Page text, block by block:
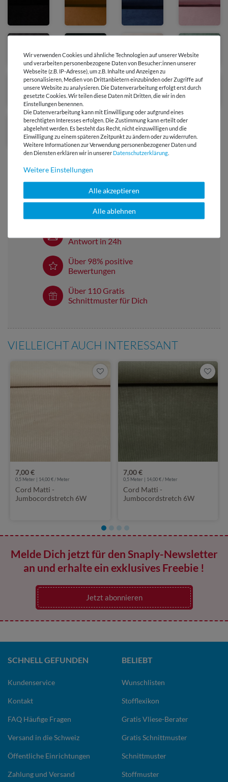
Versandkostenfrei ab 60 € -
Lieferung mit DHL
Antwort in 24h
Über 98% positive
Bewertungen
Über 110 Gratis
Schnittmuster für Dich
VIELLEICHT AUCH INTERESSANT
7,00 €
0,5 Meter | 14,00 € / Meter
Cord Matti -
Jumbocordstretch 6W
7,00 €
0,5 Meter | 14,00 € / Meter
Cord Matti -
Jumbocordstretch 6W
Melde Dich jetzt für den Snaply-Newsletter
an und erhalte ein exklusives Freebie !
Jetzt abonnieren
Wir verwenden Cookies und ähnliche Technologien auf unserer Website
und verarbeiten personenbezogene Daten von Besucher:innen unserer
Webseite (z.B. IP-Adresse), um z.B. Inhalte und Anzeigen zu
personalisieren, Medien von Drittanbietern einzubinden oder Zugriffe auf
unsere Website zu analysieren. Die Datenverarbeitung erfolgt erst durch
gesetzte Cookies. Wir teilen diese Daten mit Dritten, die wir in den
Einstellungen benennen.
Die Datenverarbeitung kann mit Einwilligung oder aufgrund eines
berechtigten Interesses erfolgen. Die Zustimmung kann erteilt oder
abgelehnt werden. Es besteht das Recht, nicht einzuwilligen und die
Einwilligung zu einem späteren Zeitpunkt zu ändern oder zu widerrufen.
Weitere Informationen zur Verwendung personenbezogener Daten und
den Diensten erklären wir in unserer Daten­schutz­erklärung
Weitere Einstellungen
Alle akzeptieren
Alle ablehnen
SCHNELL GEFUNDEN
Kundenservice
Kontakt
FAQ Häufige Fragen
Versand in die Schweiz
Öffentliche Einrichtungen
Zahlung und Versand
BELIEBT
Wunschlisten
Stofflexikon
Gratis Vliese-Berater
Gratis Schnittmuster
Schnittmuster
Stoffmuster